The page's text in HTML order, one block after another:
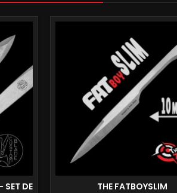
SET DE
THE FATBOYSLIM